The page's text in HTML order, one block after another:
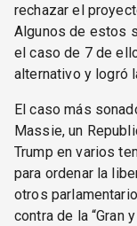
rechazar el
Algunos de estos
el caso de 7 de
alternativo y logró
El caso más
Massie, un
Trump en varios
para ordenar la
otros
contra de la “Gran